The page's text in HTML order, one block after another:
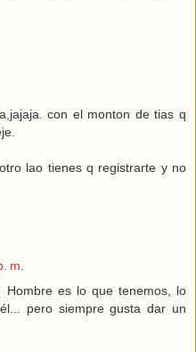
con el monton de tias q
lao tienes q registrarte y no
m.
Hombre es lo que tenemos, lo
pero siempre gusta dar un